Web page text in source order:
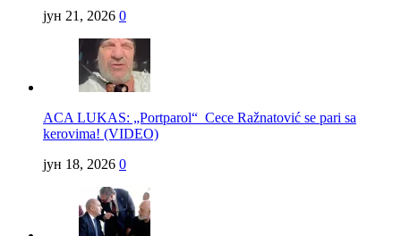
јун 21, 2026 0
ACA LUKAS: „Portparol“ Cece Ražnatović se pari sa
kerovima! (VIDEO)
јун 18, 2026 0